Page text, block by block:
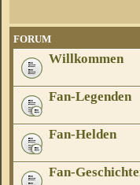
FORUM
Willkommen
Fan-Legenden
Fan-Helden
Fan-